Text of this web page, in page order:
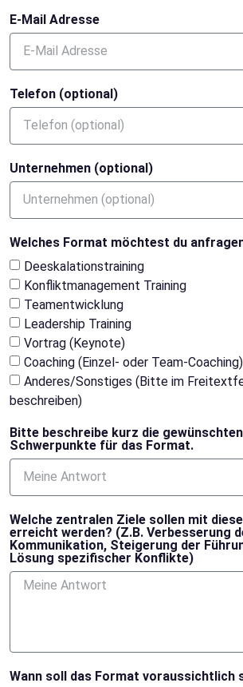
E-Mail Adresse
Telefon (optional)
Unternehmen (optional)
Welches Format möchtest du
Deeskalationstraining
Konfliktmanagement Training
Teamentwicklung
Leadership Training
Vortrag (Keynote)
Coaching (Einzel- oder Team-Coaching)
Anderes/Sonstiges (Bitte im
beschreiben)
Bitte beschreibe kurz die
Schwerpunkte für das Format.
Welche zentralen Ziele sollen mit
erreicht werden? (Z.B. Verbesserung
Kommunikation, Steigerung der
Lösung spezifischer Konflikte)
Wann soll das Format voraussichtlich